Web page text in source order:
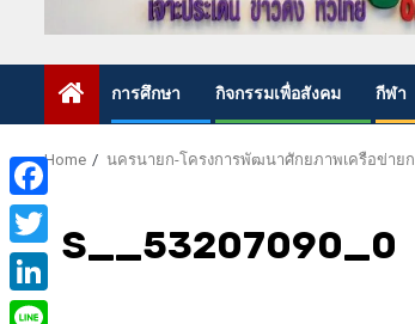
การศึกษา กิจกรรมเพื่อสังคม กีฬา
Home นครนายก-โครงการพัฒนาศักยภาพเครือข่าย
S__53207090_0
Facebook
Twitter
LinkedIn